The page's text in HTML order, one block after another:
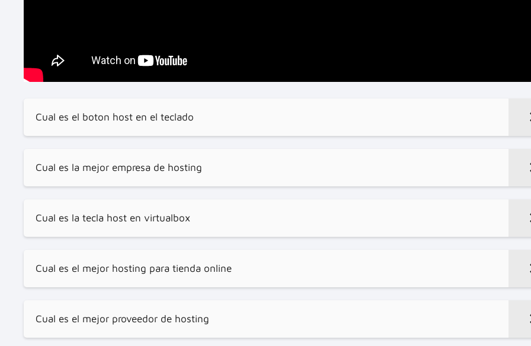
Cual es el boton host en el teclado
Cual es la mejor empresa de hosting
Cual es la tecla host en virtualbox
Cual es el mejor hosting para tienda online
Cual es el mejor proveedor de hosting